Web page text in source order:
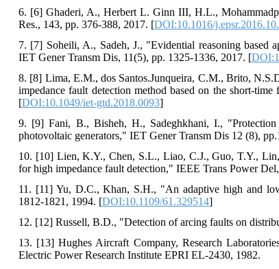
6. [6] Ghaderi, A., Herbert L. Ginn III, H.L.,
Res., 143, pp. 376-388, 2017. [DOI:10.1016/
7. [7] Soheili, A., Sadeh, J., "Evidential reasoning based
IET Gener Transm Dis, 11(5), pp. 1325-1336, 2017. [
8. [8] Lima, E.M., dos Santos.Junqueira, C.M., Brito,
impedance fault detection method based on the short-
[DOI:10.1049/iet-gtd.2018.0093]
9. [9] Fani, B., Bisheh, H., Sadeghkhani, I.,
photovoltaic generators," IET Gener Transm Dis 12 (8),
10. [10] Lien, K.Y., Chen, S.L., Liao, C.J., Guo, T.Y.,
for high impedance fault detection," IEEE Trans Power
11. [11] Yu, D.C., Khan, S.H., "An adaptive high and
1812-1821, 1994. [DOI:10.1109/61.329514]
12. [12] Russell, B.D., "Detection of arcing faults on
13. [13] Hughes Aircraft Company, Research
Electric Power Research Institute EPRI EL-2430, 1982.